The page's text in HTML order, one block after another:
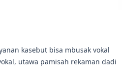
kasebut bisa mbusak vokal
utawa pamisah rekaman dadi